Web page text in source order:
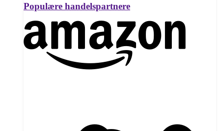
Populære handelspartnere